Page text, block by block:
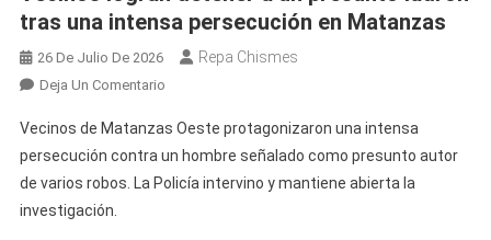
Lo
Que
tras una intensa persecución en Matanzas
26 De Julio De 2026 Repa Chismes
Deja Un ComentarioEn
Logran
Detener
A
Vecinos de Matanzas Oeste protagonizaron una intensa
persecución contra un hombre señalado como presunto autor
de varios robos. La Policía intervino y mantiene abierta la
investigación.